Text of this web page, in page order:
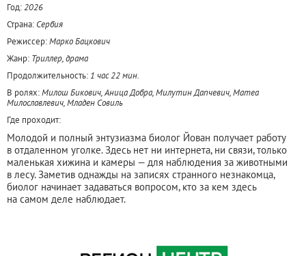
Год:2026
Страна: Сербия
Режиссер:Марко Бацкович
Жанр: Триллер, драма
Продолжительность: 1 час 22 мин.
В ролях:Милош Бикович, Аница Добра, Милутин Дапчевич, Матеа
Милославлевич, Младен Совиль
Где проходит:
Молодой и полный энтузиазма биолог Йован получает работу
в отдаленном уголке. Здесь нет ни интернета, ни связи, только
маленькая хижина и камеры — для наблюдения за животными
в лесу. Заметив однажды на записях странного незнакомца,
биолог начинает задаваться вопросом, кто за кем здесь
на самом деле наблюдает.